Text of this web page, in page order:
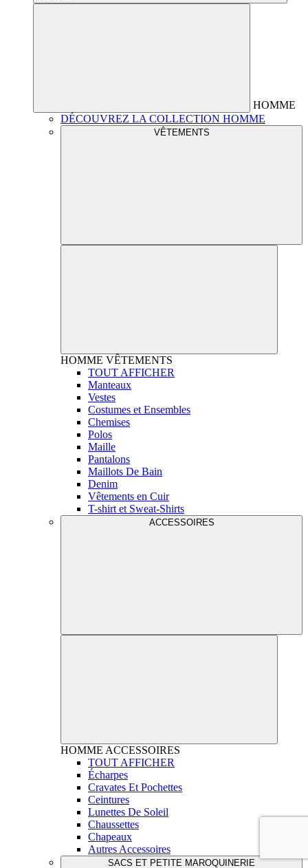
HOMME
DÉCOUVREZ LA COLLECTION HOMME
VÊTEMENTS
HOMME VÊTEMENTS
TOUT AFFICHER
Manteaux
Vestes
Costumes et Ensembles
Chemises
Polos
Maille
Pantalons
Maillots De Bain
Denim
Vêtements en Cuir
T-shirt et Sweat-Shirts
ACCESSOIRES
HOMME ACCESSOIRES
TOUT AFFICHER
Écharpes
Cravates Et Pochettes
Ceintures
Lunettes De Soleil
Chaussettes
Chapeaux
Autres Accessoires
SACS ET PETITE MAROQUINERIE